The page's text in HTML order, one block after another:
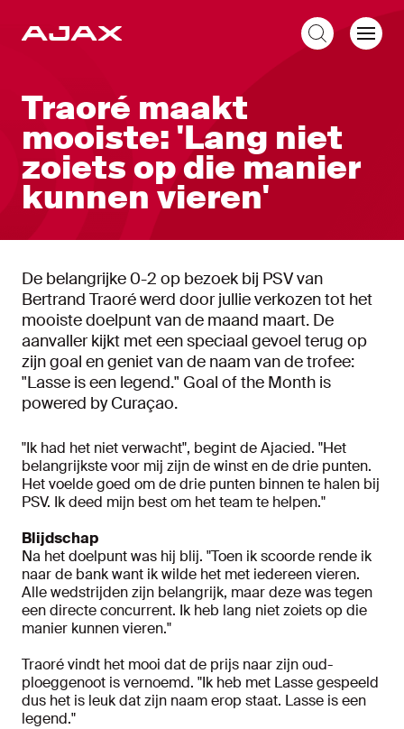
Traoré maakt
mooiste: 'Lang niet
zoiets op die manier
kunnen vieren'
De belangrijke 0-2 op bezoek bij PSV van
Bertrand Traoré werd door jullie verkozen tot het
mooiste doelpunt van de maand maart. De
aanvaller kijkt met een speciaal gevoel terug op
zijn goal en geniet van de naam van de trofee:
"Lasse is een legend." Goal of the Month is
powered by Curaçao.
"Ik had het niet verwacht", begint de Ajacied. "Het
belangrijkste voor mij zijn de winst en de drie punten.
Het voelde goed om de drie punten binnen te halen bij
PSV. Ik deed mijn best om het team te helpen."
Blijdschap
Na het doelpunt was hij blij. "Toen ik scoorde rende ik
naar de bank want ik wilde het met iedereen vieren.
Alle wedstrijden zijn belangrijk, maar deze was tegen
een directe concurrent. Ik heb lang niet zoiets op die
manier kunnen vieren."
Traoré vindt het mooi dat de prijs naar zijn oud-
ploeggenoot is vernoemd. "Ik heb met Lasse gespeeld
dus het is leuk dat zijn naam erop staat. Lasse is een
legend."